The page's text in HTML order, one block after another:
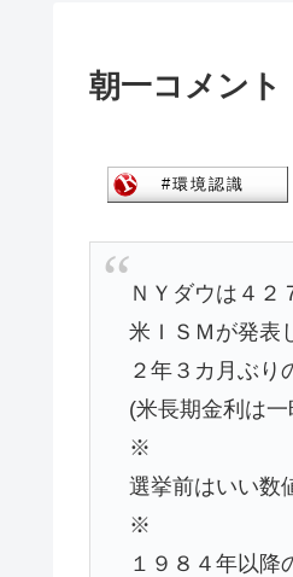
朝一コメント
ＮＹダウは４２
米ＩＳＭが発表
２年３カ月ぶり
(米長期金利は
※
選挙前はいい数
※
１９８４年以降